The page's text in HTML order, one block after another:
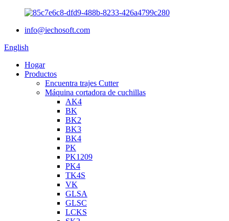
info@iechosoft.com
English
Hogar
Productos
Encuentra trajes Cutter
Máquina cortadora de cuchillas
AK4
BK
BK2
BK3
BK4
PK
PK1209
PK4
TK4S
VK
GLSA
GLSC
LCKS